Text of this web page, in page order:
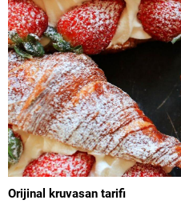
Orijinal kruvasan tarifi